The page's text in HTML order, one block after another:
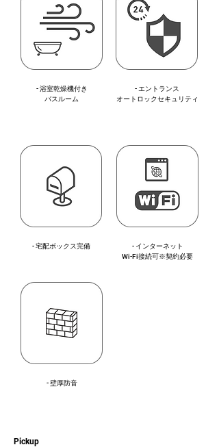
- 浴室乾燥機付き
バスルーム
- エントランス
オートロックセキュリティ
- 宅配ボックス完備
- インターネット
Wi-Fi接続可​※契約必要
- 壁厚防音
Pickup